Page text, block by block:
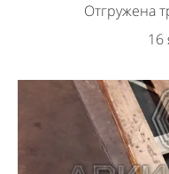
Отгружена
16